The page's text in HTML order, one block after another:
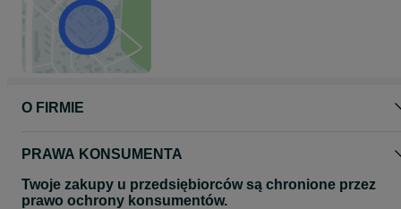
O FIRMIE
PRAWA KONSUMENTA
Twoje zakupy u przedsiębiorców są chronione przez
prawo ochrony konsumentów.